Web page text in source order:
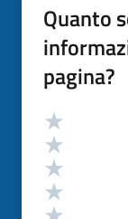
Quanto
pagina?
Valutazione